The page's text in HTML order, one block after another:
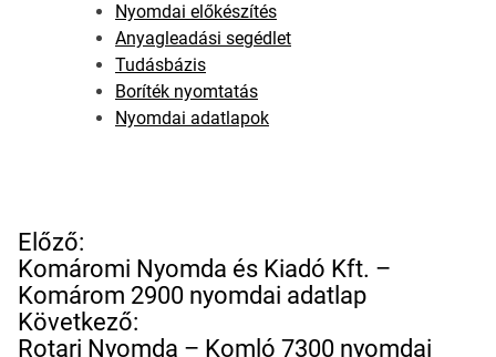
Nyomdai előkészítés
Anyagleadási segédlet
Tudásbázis
Boríték nyomtatás
Nyomdai adatlapok
B
e
j
e
Előző:
Komáromi Nyomda és Kiadó Kft. –
Komárom 2900 nyomdai adatlap
Következő:
Rotari Nyomda – Komló 7300 nyomdai